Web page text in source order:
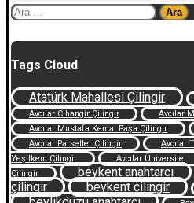
Arama:
Tags Cloud
Atatürk Mahallesi Çilingir
Avcılar Cihangir Çilingir
Avcılar
Avcılar Mustafa Kemal Paşa Çilingir
Avcılar Parseller Çilingir
Avcılar
Yeşilkent Çilingir
Avcılar Üniversite
Çilingir
beykent anahtarcı
çilingir
beykent çilingir